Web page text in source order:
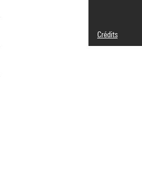
Crédits
© Adagp, Paris